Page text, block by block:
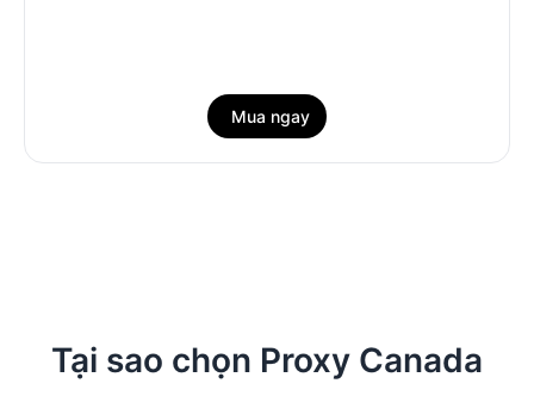
Mua ngay
Tại sao chọn Proxy Canada